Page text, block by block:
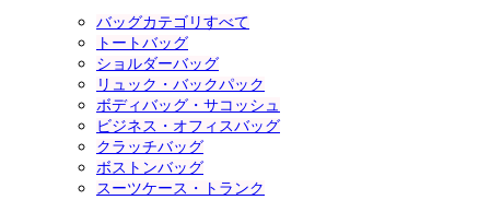
バッグカテゴリすべて
トートバッグ
ショルダーバッグ
リュック・バックパック
ボディバッグ・サコッシュ
ビジネス・オフィスバッグ
クラッチバッグ
ボストンバッグ
スーツケース・トランク